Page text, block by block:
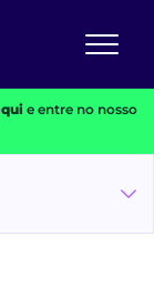
e entre no nosso